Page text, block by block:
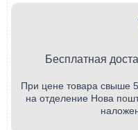
Бесплатная
При цене товара свыше
на отделение Нова